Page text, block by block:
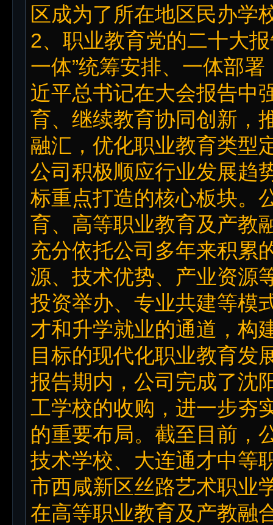
区成为了所在地区民办学
2、职业教育党的二十大
一体”统筹安排、一体部
近平总书记在大会报告中
育、继续教育协同创新，
融汇，优化职业教育类型
公司积极顺应行业发展趋
标重点打造的核心板块。
育、高等职业教育及产教
充分依托公司多年来积累
源、技术优势、产业资源
投资举办、专业共建等模
才和升学就业的通道，构
目标的现代化职业教育发
报告期内，公司完成了沈
工学校的收购，进一步夯
的重要布局。截至目前，
技术学校、大连通才中等
市西咸新区丝路艺术职业
在高等职业教育及产教融